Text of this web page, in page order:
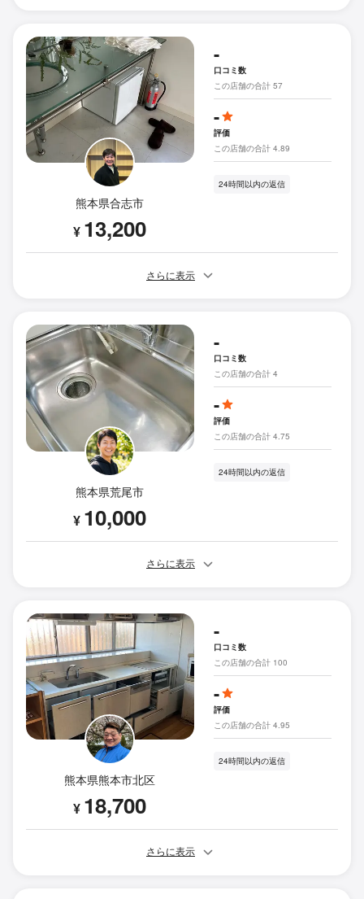
熊本県合志市
¥ 13,200
-
口コミ数
この店舗の合計 57
-
評価
この店舗の合計 4.89
24時間以内の返信
さらに表示
熊本県荒尾市
¥ 10,000
-
口コミ数
この店舗の合計 4
-
評価
この店舗の合計 4.75
24時間以内の返信
さらに表示
熊本県熊本市北区
¥ 18,700
-
口コミ数
この店舗の合計 100
-
評価
この店舗の合計 4.95
24時間以内の返信
さらに表示